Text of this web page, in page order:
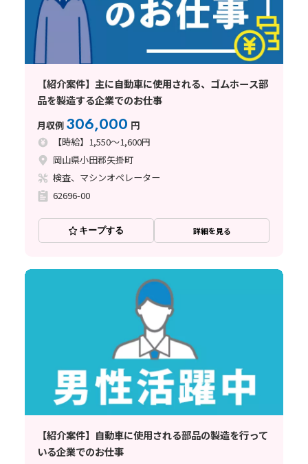
【紹介案件】主に自動車に使用される、ゴムホース部
品を製造する企業でのお仕事
月収例 306,000 円
【時給】1,550～1,600円
岡山県小田郡矢掛町
検査、マシンオペレーター
62696-00
キープする 詳細を見る
【紹介案件】自動車に使用される部品の製造を行って
いる企業でのお仕事